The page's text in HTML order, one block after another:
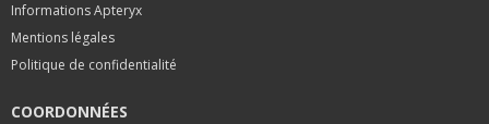
Informations Apteryx
Mentions légales
Politique de confidentialité
COORDONNÉES